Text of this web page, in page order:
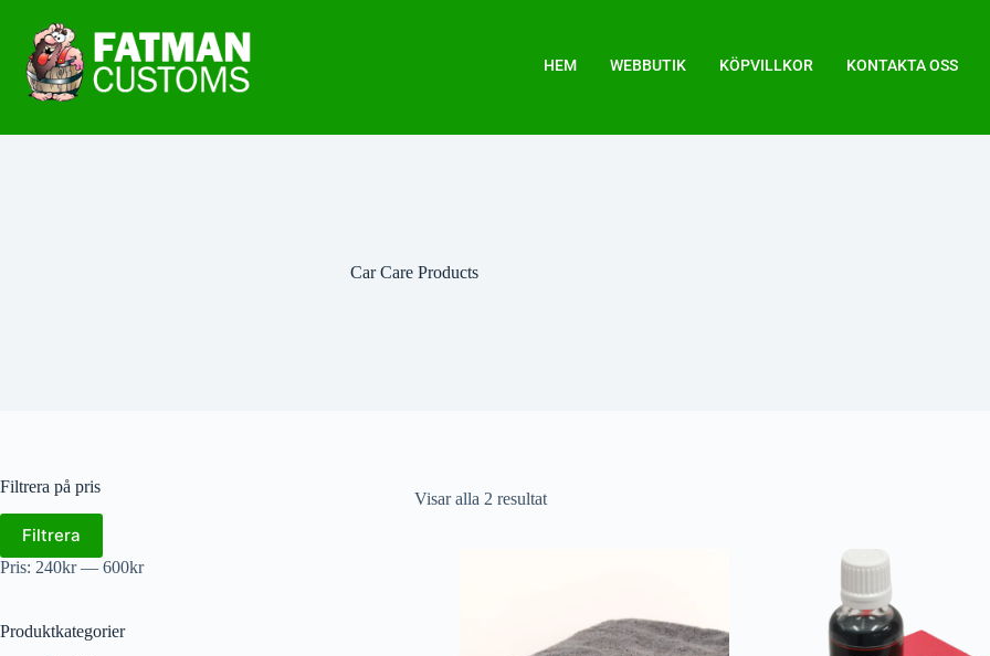
HEM WEBBUTIK KÖPVILLKOR KONTAKTA OSS
Car Care Products
Visar alla 2 resultat
Filtrera på pris
Filtrera
Pris: 240kr— 600kr
Produktkategorier